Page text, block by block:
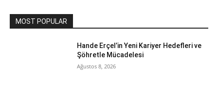
MOST POPULAR
Hande Erçel’in Yeni Kariyer Hedefleri ve
Şöhretle Mücadelesi
Ağustos 8, 2026